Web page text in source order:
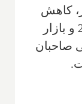
کاهش
ارزش خانه‌ها از سال 2020 تا 2022 و بازار
صاحبان